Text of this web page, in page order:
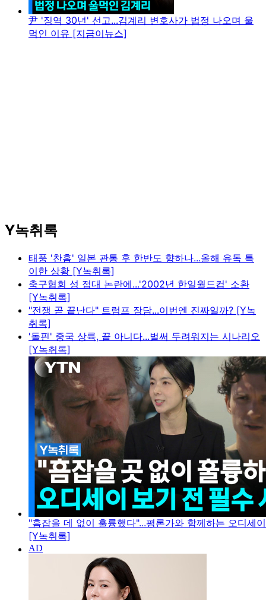
尹 '징역 30년' 선고...김계리 변호사가 법정 나오며 울
먹인 이유 [지금이뉴스]
Y녹취록
태풍 '찬홈' 일본 관통 후 한반도 향하나...올해 유독 특
이한 상황 [Y녹취록]
축구협회 성 접대 논란에...'2002년 한일월드컵' 소환
[Y녹취록]
"전쟁 곧 끝난다" 트럼프 장담...이번엔 진짜일까? [Y녹
취록]
'돌핀' 중국 상륙, 끝 아니다...벌써 두려워지는 시나리오
[Y녹취록]
"흠잡을 데 없이 훌륭했다"...평론가와 함께하는 오디세
[Y녹취록]